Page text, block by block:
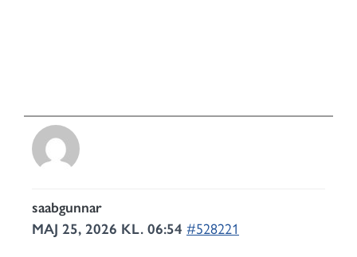
saabgunnar
MAJ 25, 2026 KL. 06:54 #528221